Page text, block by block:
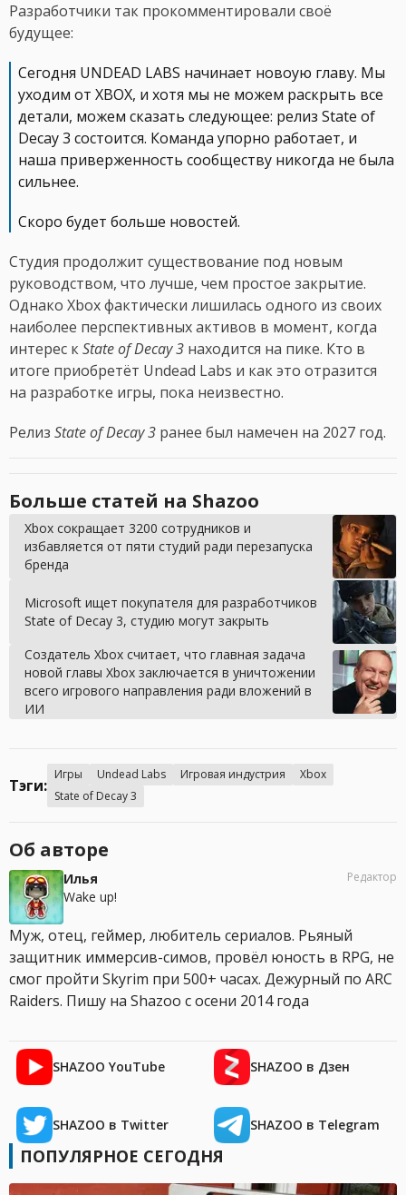
Разработчики так прокомментировали своё
будущее:
Сегодня UNDEAD LABS начинает новоую главу. Мы
уходим от XBOX, и хотя мы не можем раскрыть все
детали, можем сказать следующее: релиз State of
Decay 3 состоится. Команда упорно работает, и
наша приверженность сообществу никогда не была
сильнее.
Скоро будет больше новостей.
Студия продолжит существование под новым
руководством, что лучше, чем простое закрытие.
Однако Xbox фактически лишилась одного из своих
наиболее перспективных активов в момент, когда
интерес кState of Decay 3 находится на пике. Кто в
итоге приобретёт Undead Labs и как это отразится
на разработке игры, пока неизвестно.
Релиз State of Decay 3 ранее был намечен на 2027 год.
Больше статей на Shazoo
Xbox сокращает 3200 сотрудников и
избавляется от пяти студий ради перезапуска
бренда
Microsoft ищет покупателя для разработчиков
State of Decay 3, студию могут закрыть
Создатель Xbox считает, что главная задача
новой главы Xbox заключается в уничтожении
всего игрового направления ради вложений в
ИИ
Тэги:
Игры Undead Labs Игровая индустрия
Xbox
State of Decay 3
Об авторе
Илья
Wake up!
Редактор
Муж, отец, геймер, любитель сериалов. Рьяный
защитник иммерсив-симов, провёл юность в RPG, не
смог пройти Skyrim при 500+ часах. Дежурный по ARC
Raiders. Пишу на Shazoo с осени 2014 года
SHAZOO YouTube SHAZOO в Дзен
SHAZOO в Twitter SHAZOO в Telegram
ПОПУЛЯРНОЕ СЕГОДНЯ